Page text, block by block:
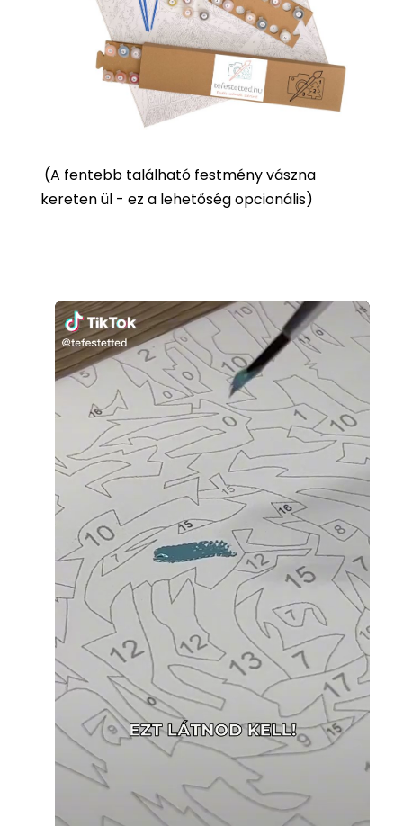
(A fentebb található festmény vászna
kereten ül - ez a lehetőség opcionális)